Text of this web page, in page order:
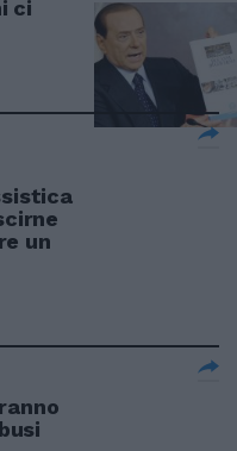
ci
un